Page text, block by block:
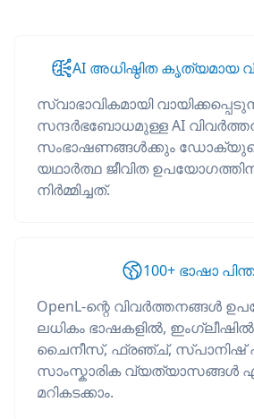
AI അധിഷ്ഠിത കൃത്യമായ
സ്വാഭാവികമായി
സന്ദർഭബോധമുള്ള AI
സംഭാഷണങ്ങൾക്കും
യഥാർത്ഥ ജീവിത
നിർമ്മിച്ചത്.
100+ ഭാഷാ
OpenL-ന്റെ വിവർത്തനങ്ങൾ
ലധികം ഭാഷകളിൽ,
ചൈനീസ്, ഫ്രഞ്ച്, സ്പാനിഷ്
സാംസ്കാരിക വ്യത്യാസങ്ങൾ
മറികടക്കാം.